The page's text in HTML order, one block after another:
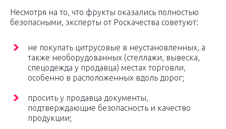
Несмотря на то, что фрукты оказались полностью
безопасными, эксперты от Роскачества советуют:
не покупать цитрусовые в неустановленных, а
также необорудованных (стеллажи, вывеска,
спецодежда у продавца) местах торговли,
особенно в расположенных вдоль дорог;
просить у продавца документы,
подтверждающие безопасность и качество
продукции;